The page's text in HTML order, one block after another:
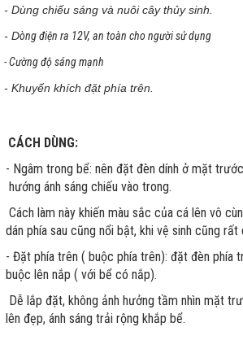
- Dùng chiếu sáng và nuôi cây thủy sinh.
- Dòng điện ra 12V, an toàn cho người sử dụng
- Cường độ sáng mạnh
- Khuyến khích đặt phía trên.
CÁCH DÙNG:
- Ngâm trong bể: nên đặt đèn dính ở mặt
hướng ánh sáng chiếu vào trong.
Cách làm này khiến màu sắc của cá lên vô
dán phía sau cũng nổi bật, khi vệ sinh cũng rất
- Đặt phía trên ( buộc phía trên): đặt đèn phía
buộc lên nắp ( với bể có nắp).
Dễ lắp đặt, không ảnh hưởng tầm nhìn mặt
lên đẹp, ánh sáng trải rộng khắp bể.